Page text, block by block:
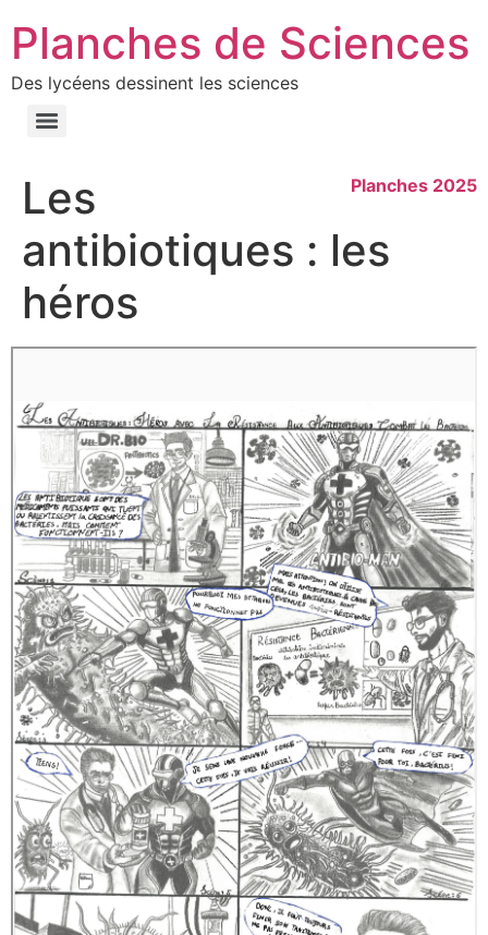
Planches de Sciences
Des lycéens dessinent les sciences
Planches 2025
Les
antibiotiques : les
héros